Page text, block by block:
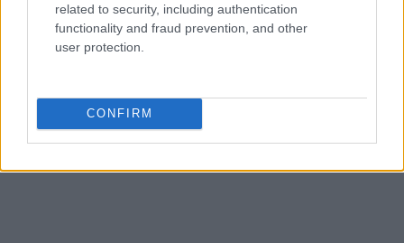
related to security, including authentication
functionality and fraud prevention, and other
user protection.
CONFIRM